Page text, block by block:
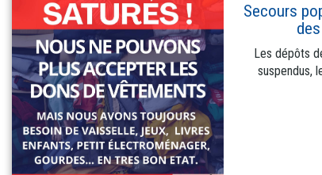
Secours
Les dépôts
suspendus,